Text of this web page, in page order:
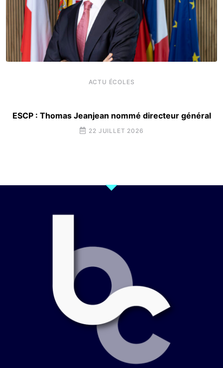
ACTU ÉCOLES
ESCP : Thomas Jeanjean nommé directeur général
22 JUILLET 2026